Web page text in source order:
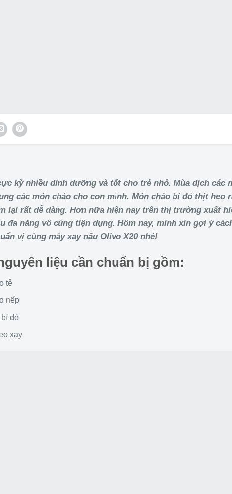
kỳ nhiều dinh dưỡng và tốt cho trẻ nhỏ. Mùa dịch các
các món cháo cho con mình. Món cháo bí đỏ thịt heo
lại rất dễ dàng. Hơn nữa hiện nay trên thị trường xuất
đa năng vô cùng tiện dụng. Hôm nay, mình xin gợi ý
vị cùng máy xay nấu Olivo X20 nhé!
liệu cần chuẩn bị gồm:
tẻ
nếp
bí đỏ
xay